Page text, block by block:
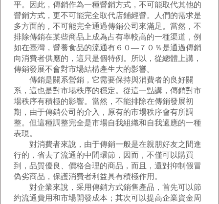
平。因此，傳銷作為一種營銷方式，不可能取代其他的
營銷方式，更不可能完全取代店鋪經營。人們的需求是
多方面的，不可能完全通過傳銷公司來滿足。當然，不
排除傳銷在某些商品上成為占有率較高的一種渠道，例
如在臺灣，營養食品的流通有６０—７０％是通過傳銷
向消費者供應的，這只是個特例。所以，從總體上講，
傳銷發展不會對市場結構產生大的影響。
傳銷是關系營銷，它需要保持與消費者的良好關
系，這也是對市場秩序的穩定。從這一點講，傳銷對市
場秩序有積極的影響。當然，不能排除在傳銷發展初
期，由于傳銷公司的介入，原有的市場秩序會有所調
整。但這種調整完全是市場自我組織和自我適應的一種
表現。
對消費者來說，由于傳銷一般是在親朋好友之間進
行的，省去了流通的中間環節，因而，不僅可以購買
到，品質優良、價格合理的商品，而且，還對抑制假冒
偽劣商品，保護消費者利益具有積極作用。
對企業來說，采用傳銷方式銷售產品，首先可以節
約流通費用和市場開發成本；其次可以提高企業資金周